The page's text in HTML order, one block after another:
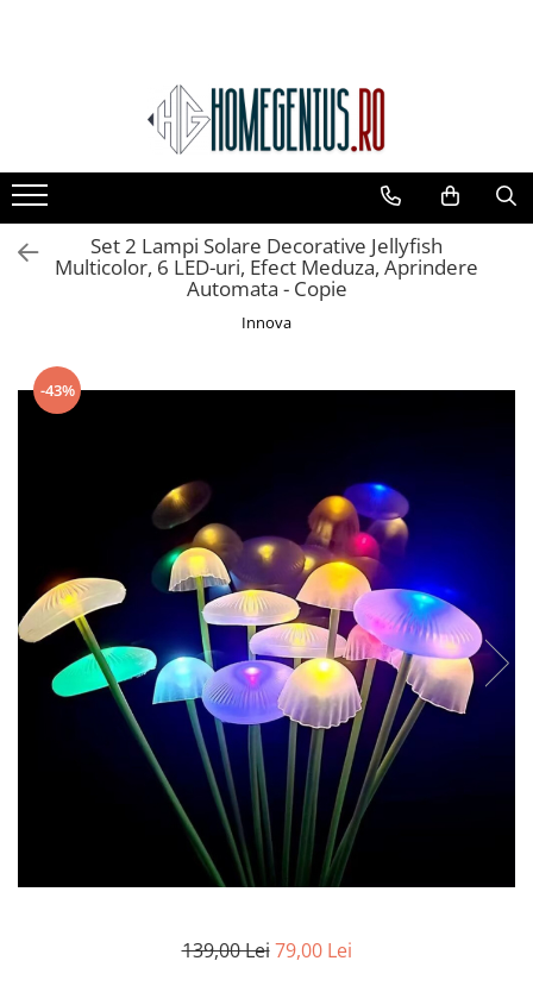
PACHETE PROMOTIONALE
CAMERE SUPRAVEGHERE
Camere IP WIFI Interior
Camere IP WIFI Exterior
Camere Supraveghere Solare
Lampi Solare Decorative
CASA SI GRADINA
Produse Pentru Casa
sanatate si ingrijire
AUTO-MOTO
CADOURI
PAS FIX
Set 2 Lampi Solare Decorative Jellyfish
Multicolor, 6 LED-uri, Efect Meduza, Aprindere
Automata - Copie
Innova
-43%
139,00 Lei 79,00 Lei